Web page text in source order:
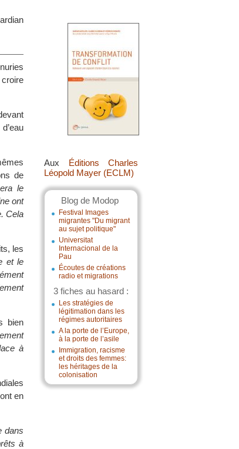
Aux Éditions Charles
Léopold Mayer (ECLM)
Blog de Modop
Festival Images
migrantes "Du migrant
au sujet politique"
Universitat
Internacional de la
Pau
Écoutes de créations
radio et migrations
3 fiches au hasard :
Les stratégies de
légitimation dans les
régimes autoritaires
A la porte de l’Europe,
à la porte de l’asile
Immigration, racisme
et droits des femmes:
les héritages de la
colonisation
de
le
ont
Cela
les
et le
bien
à
en
dans
à